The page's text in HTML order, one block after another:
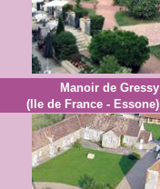
Manoir de Gressy
(Ile de France - Essone)